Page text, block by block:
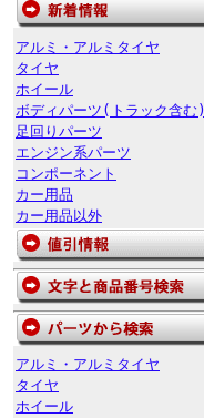
アルミ・アルミタイヤ
タイヤ
ホイール
ボディパーツ(トラック含む)
足回りパーツ
エンジン系パーツ
コンポーネント
カー用品
カー用品以外
アルミ・アルミタイヤ
タイヤ
ホイール